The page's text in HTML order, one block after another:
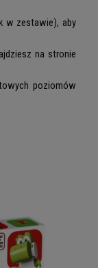
w zestawie), aby
na stronie
poziomów